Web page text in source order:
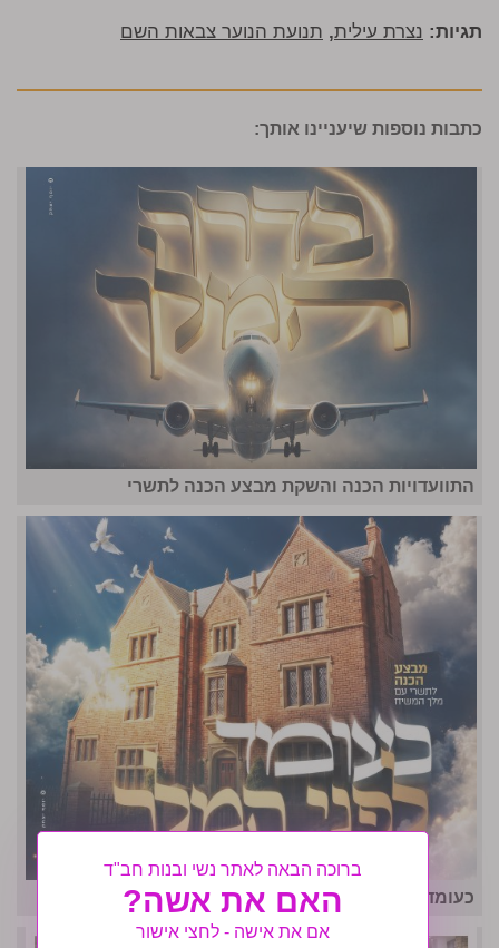
תגיות: נצרת עילית, תנועת הנוער צבאות השם
כתבות נוספות שיעניינו אותך:
התוועדויות הכנה והשקת מבצע הכנה לתשרי
כעומד לפני המלך: מבצע הכנה תשרי פ"ז
ברוכה הבאה לאתר נשי ובנות חב"ד
האם את אשה?
אם את אישה - לחצי אישור